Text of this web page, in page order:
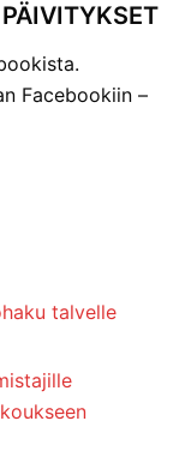
Facebookiin –
talvelle